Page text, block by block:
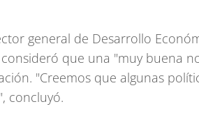
general de Desarrollo
consideró que una "muy buena
"Creemos que algunas
concluyó.